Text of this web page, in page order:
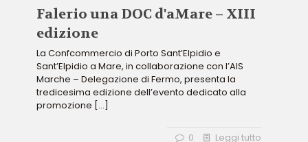
Falerio una DOC d'aMare – XIII
edizione
La Confcommercio di Porto Sant’Elpidio e
Sant’Elpidio a Mare, in collaborazione con l’AIS
Marche – Delegazione di Fermo, presenta la
tredicesima edizione dell’evento dedicato alla
promozione […]
0 Leggi tutto